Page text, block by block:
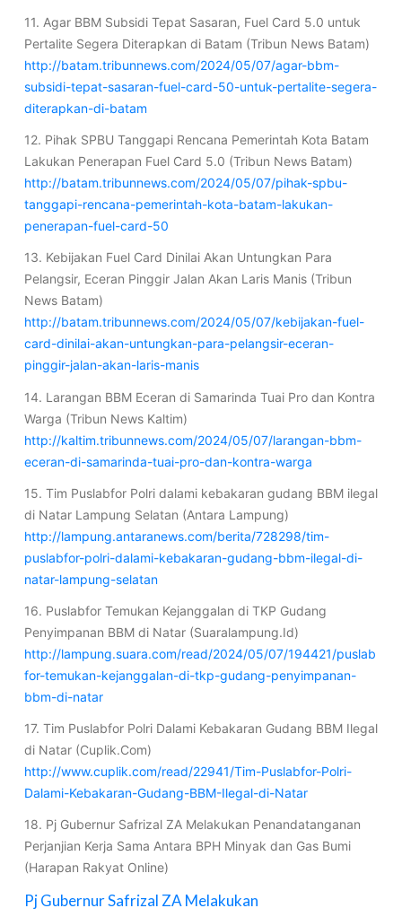
11. Agar BBM Subsidi Tepat Sasaran, Fuel Card 5.0 untuk
Pertalite Segera Diterapkan di Batam (Tribun News Batam)
http://batam.tribunnews.com/2024/05/07/agar-bbm-
subsidi-tepat-sasaran-fuel-card-50-untuk-pertalite-segera-
diterapkan-di-batam
12. Pihak SPBU Tanggapi Rencana Pemerintah Kota Batam
Lakukan Penerapan Fuel Card 5.0 (Tribun News Batam)
http://batam.tribunnews.com/2024/05/07/pihak-spbu-
tanggapi-rencana-pemerintah-kota-batam-lakukan-
penerapan-fuel-card-50
13. Kebijakan Fuel Card Dinilai Akan Untungkan Para
Pelangsir, Eceran Pinggir Jalan Akan Laris Manis (Tribun
News Batam)
http://batam.tribunnews.com/2024/05/07/kebijakan-fuel-
card-dinilai-akan-untungkan-para-pelangsir-eceran-
pinggir-jalan-akan-laris-manis
14. Larangan BBM Eceran di Samarinda Tuai Pro dan Kontra
Warga (Tribun News Kaltim)
http://kaltim.tribunnews.com/2024/05/07/larangan-bbm-
eceran-di-samarinda-tuai-pro-dan-kontra-warga
15. Tim Puslabfor Polri dalami kebakaran gudang BBM ilegal
di Natar Lampung Selatan (Antara Lampung)
http://lampung.antaranews.com/berita/728298/tim-
puslabfor-polri-dalami-kebakaran-gudang-bbm-ilegal-di-
natar-lampung-selatan
16. Puslabfor Temukan Kejanggalan di TKP Gudang
Penyimpanan BBM di Natar (Suaralampung.Id)
http://lampung.suara.com/read/2024/05/07/194421/puslab
for-temukan-kejanggalan-di-tkp-gudang-penyimpanan-
bbm-di-natar
17. Tim Puslabfor Polri Dalami Kebakaran Gudang BBM Ilegal
di Natar (Cuplik.Com)
http://www.cuplik.com/read/22941/Tim-Puslabfor-Polri-
Dalami-Kebakaran-Gudang-BBM-Ilegal-di-Natar
18. Pj Gubernur Safrizal ZA Melakukan Penandatanganan
Perjanjian Kerja Sama Antara BPH Minyak dan Gas Bumi
(Harapan Rakyat Online)
Pj Gubernur Safrizal ZA Melakukan